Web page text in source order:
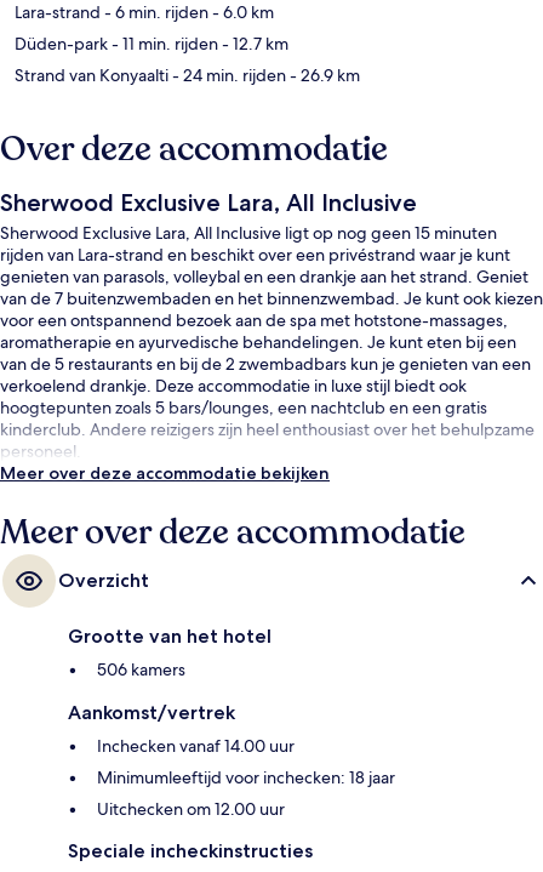
Lara-strand - 6 min. rijden- 6.0 km
Düden-park- 11 min. rijden- 12.7 km
Strand van Konyaalti- 24 min. rijden- 26.9 km
Over deze accommodatie
Sherwood Exclusive Lara, All Inclusive
Sherwood Exclusive Lara, All Inclusive ligt op nog geen 15 minuten
rijden van Lara-strand en beschikt over een privéstrand waar je kunt
genieten van parasols, volleybal en een drankje aan het strand. Geniet
van de 7 buitenzwembaden en het binnenzwembad. Je kunt ook kiezen
voor een ontspannend bezoek aan de spa met hotstone-massages,
aromatherapie en ayurvedische behandelingen. Je kunt eten bij een
van de 5 restaurants en bij de 2 zwembadbars kun je genieten van een
verkoelend drankje. Deze accommodatie in luxe stijl biedt ook
hoogtepunten zoals 5 bars/lounges, een nachtclub en een gratis
kinderclub. Andere reizigers zijn heel enthousiast over het behulpzame
personeel.
Meer over deze accommodatie bekijken
Meer over deze accommodatie
Overzicht
Grootte van het hotel
506 kamers
Aankomst/vertrek
Inchecken vanaf 14.00 uur
Minimumleeftijd voor inchecken: 18 jaar
Uitchecken om 12.00 uur
Speciale incheckinstructies